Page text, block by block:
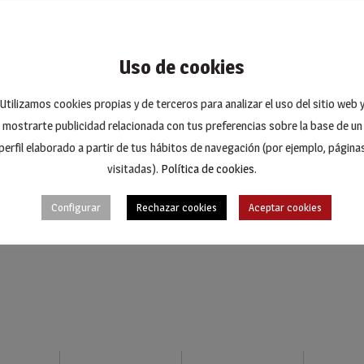
a nisl eget, finibus mollis lacus. Nunc efficitur a elit in
et massa. Sed convallis, metus a aliquet suscipit, purus nunc
maximus velit vitae est venenatis, nec lobortis arcu
pulvinar ante. Proin malesuada vestibulum justo lacinia
at, tincidunt quis nisi.
Uso de cookies
Utilizamos cookies propias y de terceros para analizar el uso del sitio web y
mostrarte publicidad relacionada con tus preferencias sobre la base de un
elaborado a partir de tus hábitos de navegación (por ejemplo,
visitadas). Política de cookies.
Configurar Rechazar cookies Aceptar cookies